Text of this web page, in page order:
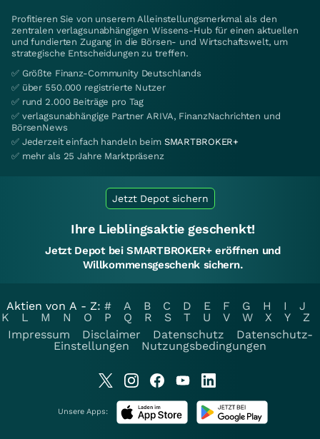
Profitieren Sie von unserem Alleinstellungsmerkmal als den
zentralen verlagsunabhängigen Wissens-Hub für einen aktuellen
und fundierten Zugang in die Börsen- und Wirtschaftswelt, um
strategische Entscheidungen zu treffen.
✅ Größte Finanz-Community Deutschlands
✅ über 550.000 registrierte Nutzer
✅ rund 2.000 Beiträge pro Tag
✅ verlagsunabhängige Partner ARIVA, FinanzNachrichten und
BörsenNews
✅ Jederzeit einfach handeln beim SMARTBROKER+
✅ mehr als 25 Jahre Marktpräsenz
Jetzt Depot sichern
Ihre Lieblingsaktie geschenkt!
Jetzt Depot bei SMARTBROKER+ eröffnen und
Willkommensgeschenk sichern.
Aktien von A - Z: # A B C D E F G H I
J
K
L M N O P Q R S T U V W X Y
Z
Impressum
Disclaimer Datenschutz
Datenschutz-
Einstellungen
Nutzungsbedingungen
Unsere Apps: